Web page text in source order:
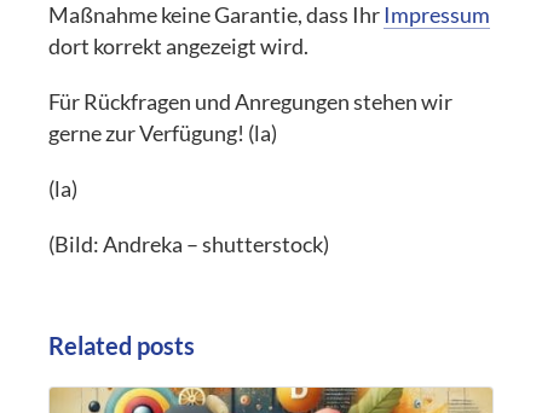
Maßnahme keine Garantie, dass IhrImpressum
dort korrekt angezeigt wird.
Für Rückfragen und Anregungen stehen wir
gerne zur Verfügung! (la)
(la)
(Bild: Andreka – shutterstock)
Related posts